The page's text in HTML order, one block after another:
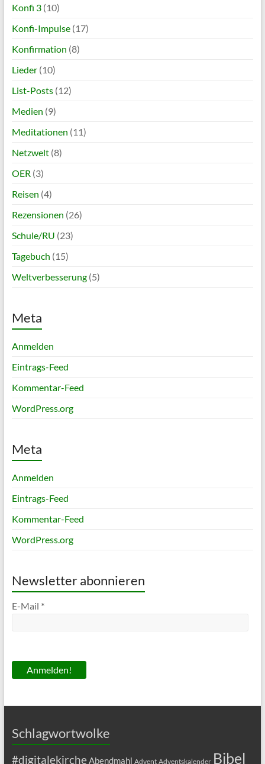
Konfi 3(10)
Konfi-Impulse(17)
Konfirmation (8)
Lieder(10)
List-Posts(12)
Medien (9)
Meditationen (11)
Netzwelt(8)
OER (3)
Reisen (4)
Rezensionen (26)
Schule/RU (23)
Tagebuch (15)
Weltverbesserung(5)
Meta
Anmelden
Eintrags-Feed
Kommentar-Feed
WordPress.org
Meta
Anmelden
Eintrags-Feed
Kommentar-Feed
WordPress.org
Newsletter abonnieren
E-Mail *
Schlagwortwolke
#digitalekircheAbendmahl Advent Adventskalender Bibel